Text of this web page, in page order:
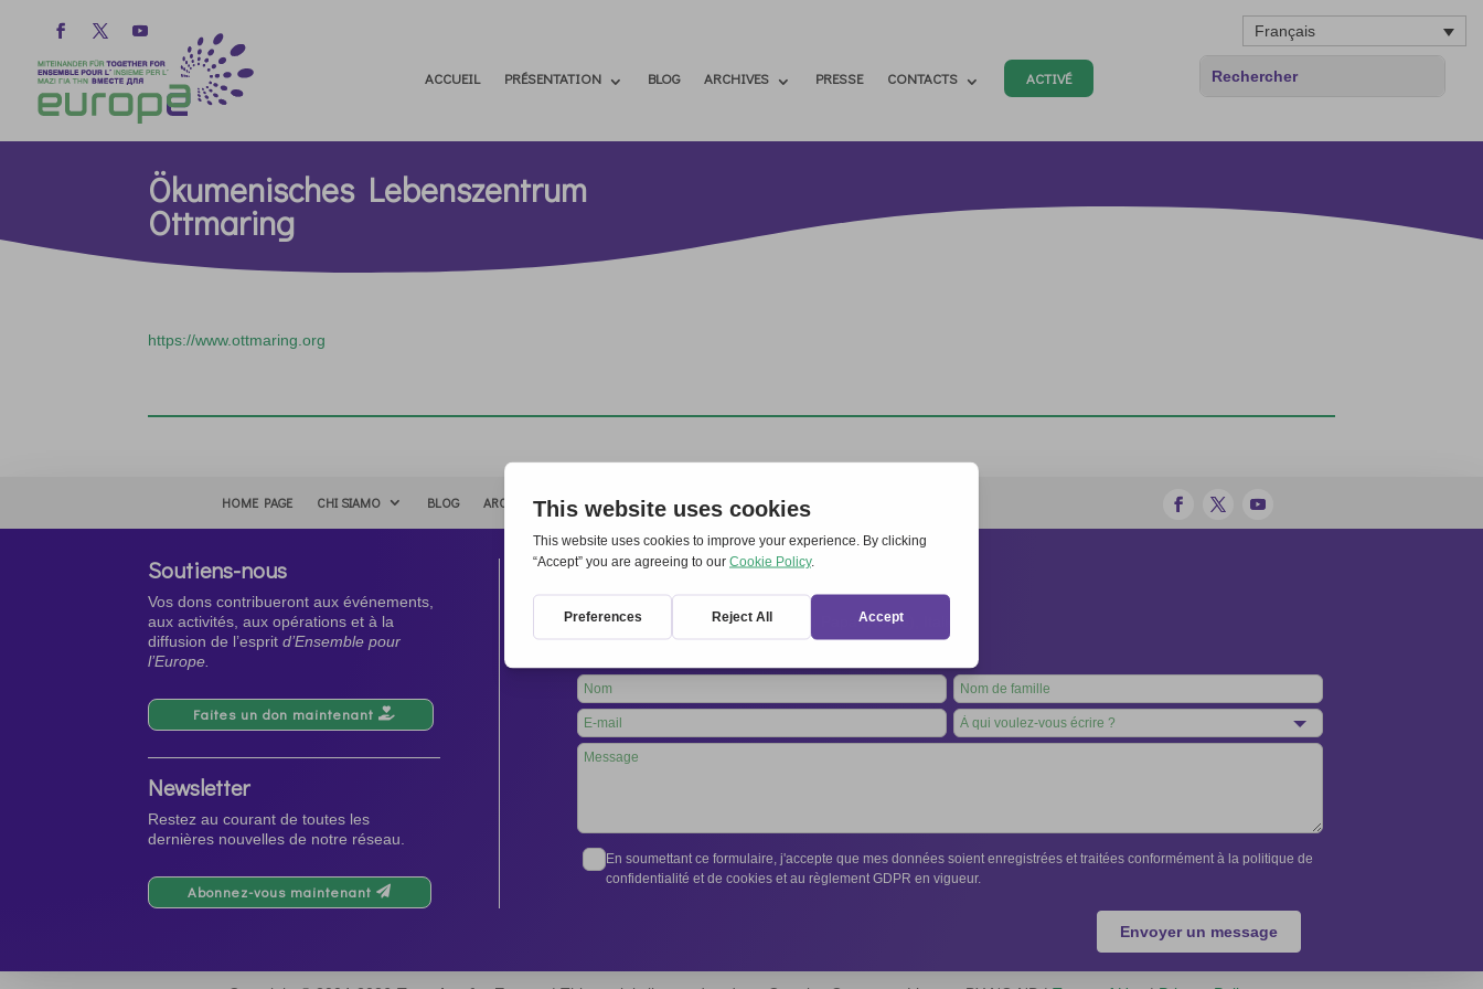
Français
ACCUEIL PRÉSENTATION BLOG ARCHIVES PRESSE CONTACTS ACTIVÉ
Ökumenisches Lebenszentrum
Ottmaring
https://www.ottmaring.org
HOME PAGE CHI SIAMO BLOG ARCHIVIO STAMPA CONTATTI ATTÌVATI
Soutiens-nous
Vos dons contribueront aux événements,
aux activités, aux opérations et à la
diffusion de l’espritd’Ensemble pour
l’Europe.
Faites un don maintenant
Newsletter
Restez au courant de toutes les
dernières nouvelles de notre réseau.
Abonnez-vous maintenant
Contacts
Secrétariat international:
Via Frascati 336, 00040 Rocca di Papa (Rome), Italie
Tél. +39 06 94798302
Leave
this
field
blank
En soumettant ce formulaire, j'accepte que mes données soient enregistrées et traitées conformément à la politique de
confidentialité et de cookies et au règlement GDPR en vigueur.
Envoyer un message